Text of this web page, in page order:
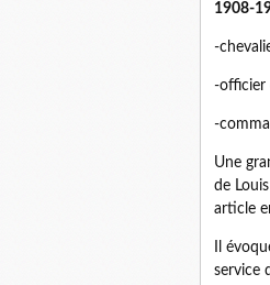
1908-
-
-officier
-
Une
de
article
Il
service